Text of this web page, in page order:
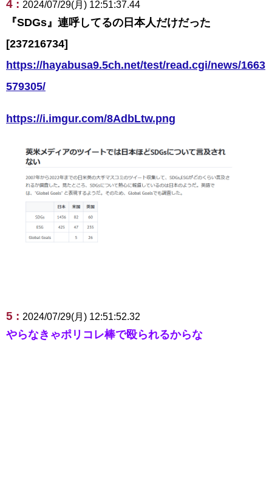
4 : 2024/07/29(月) 12:51:37.44
『SDGs』連呼してるの日本人だけだった
[237216734]
https://hayabusa9.5ch.net/test/read.cgi/news/1663
579305/
https://i.imgur.com/8AdbLtw.png
5 : 2024/07/29(月) 12:51:52.32
やらなきゃポリコレ棒で殴られるからな